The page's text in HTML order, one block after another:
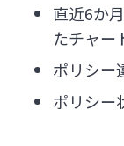
直近6か
たチャー
ポリシー
ポリシー